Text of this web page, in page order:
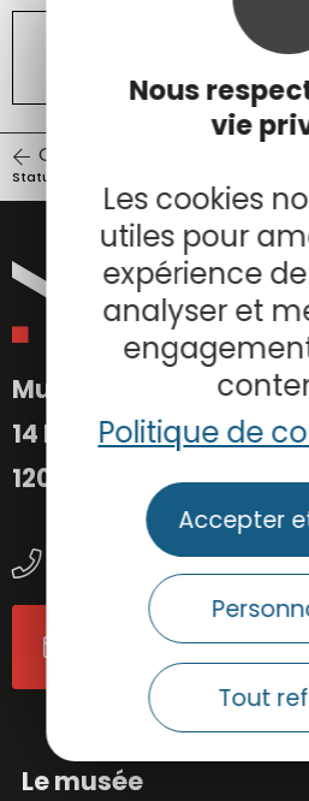
Nous
vie
Les cookies
utiles pour
expérience
analyser et
Politique de
Accepter
Tout
TOUTES LES ŒUVRES
ŒUVRE PRÉCÉDENTE
Statue-menhir de Nicoules
Musée Fenaille
14 Place Eugène-
12000 Rodez
05 65 73 84 30
Contactez-nous
Le musée